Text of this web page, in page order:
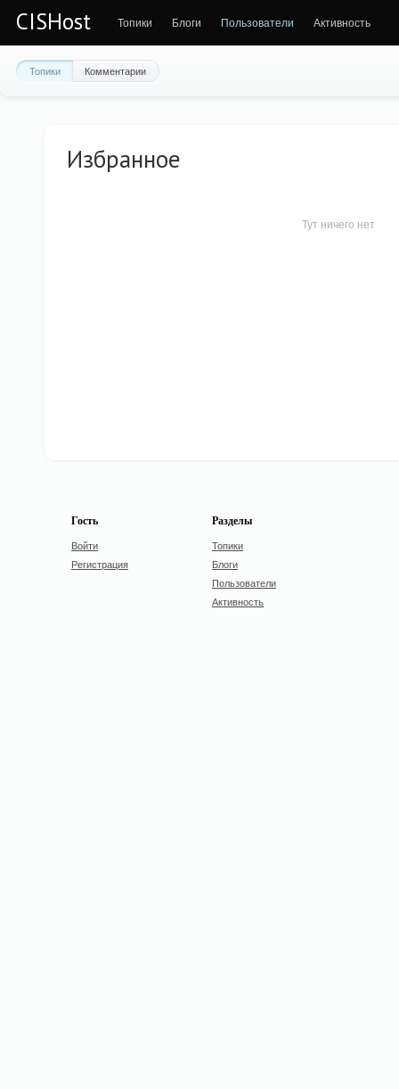
CISHost Топики Блоги Пользователи Активность
Топики Комментарии
Избранное
Тут ничего нет
Гость
Войти
Регистрация
Разделы
Топики
Блоги
Пользователи
Активность